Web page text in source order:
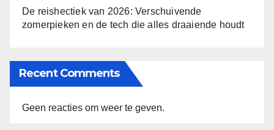
De reishectiek van 2026: Verschuivende
zomerpieken en de tech die alles draaiende houdt
Recent Comments
Geen reacties om weer te geven.